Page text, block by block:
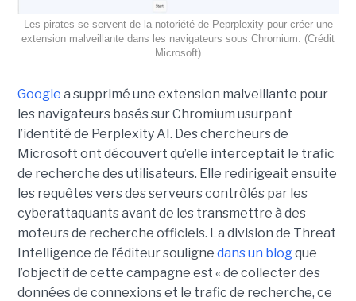
Les pirates se servent de la notoriété de Peprplexity pour créer une
extension malveillante dans les navigateurs sous Chromium. (Crédit
Microsoft)
Google a supprimé une extension malveillante pour
les navigateurs basés sur Chromium usurpant
l’identité de Perplexity AI. Des chercheurs de
Microsoft ont découvert qu’elle interceptait le trafic
de recherche des utilisateurs. Elle redirigeait ensuite
les requêtes vers des serveurs contrôlés par les
cyberattaquants avant de les transmettre à des
moteurs de recherche officiels. La division de Threat
Intelligence de l’éditeur souligne dans un blogque
l’objectif de cette campagne est « de collecter des
données de connexions et le trafic de recherche, ce